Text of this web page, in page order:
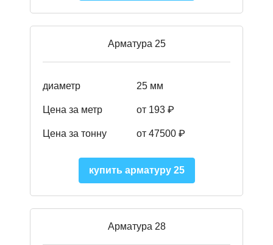
Арматура 25
диаметр 25 мм
Цена за метр от 193 ₽
Цена за тонну от 47500 ₽
купить арматуру 25
Арматура 28